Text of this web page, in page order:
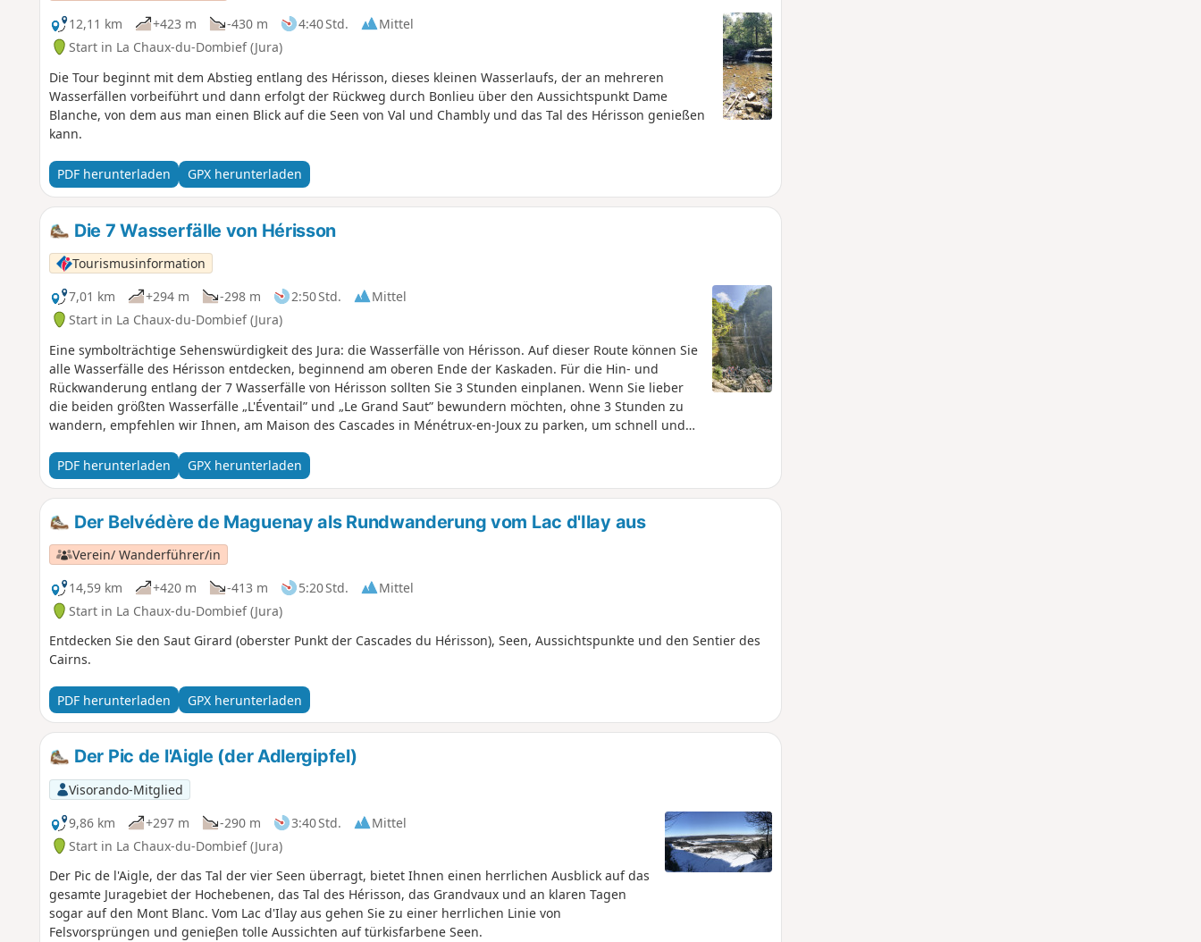
12,11 km
+423 m -430 m 4:40 Std.
Mittel
Start in La Chaux-du-Dombief (Jura)
Die Tour beginnt mit dem Abstieg entlang des Hérisson, dieses kleinen Wasserlaufs, der an mehreren
Wasserfällen vorbeiführt und dann erfolgt der Rückweg durch Bonlieu über den Aussichtspunkt Dame
Blanche, von dem aus man einen Blick auf die Seen von Val und Chambly und das Tal des Hérisson genießen
kann.
PDF herunterladen GPX herunterladen
Die 7 Wasserfälle von Hérisson
Tourismusinformation
7,01 km
+294 m -298 m 2:50 Std.
Mittel
Start in La Chaux-du-Dombief (Jura)
Eine symbolträchtige Sehenswürdigkeit des Jura: die Wasserfälle von Hérisson. Auf dieser Route können Sie
alle Wasserfälle des Hérisson entdecken, beginnend am oberen Ende der Kaskaden. Für die Hin- und
Rückwanderung entlang der 7 Wasserfälle von Hérisson sollten Sie 3 Stunden einplanen. Wenn Sie lieber
die beiden größten Wasserfälle „L'Éventail” und „Le Grand Saut” bewundern möchten, ohne 3 Stunden zu
wandern, empfehlen wir Ihnen, am Maison des Cascades in Ménétrux-en-Joux zu parken, um schnell und
frequentiert sein: Zögern Sie nicht, lieber im Frühling oder Herbst zu kommen.
PDF herunterladen GPX herunterladen
Der Belvédère de Maguenay als Rundwanderung vom Lac d'Ilay aus
Verein/ Wanderführer/in
14,59 km
+420 m -413 m 5:20 Std.
Mittel
Start in La Chaux-du-Dombief (Jura)
Entdecken Sie den Saut Girard (oberster Punkt der Cascades du Hérisson), Seen, Aussichtspunkte und den Sentier des
Cairns.
PDF herunterladen GPX herunterladen
Der Pic de l'Aigle (der Adlergipfel)
Visorando-Mitglied
9,86 km
+297 m -290 m 3:40 Std.
Mittel
Start in La Chaux-du-Dombief (Jura)
Der Pic de l'Aigle, der das Tal der vier Seen überragt, bietet Ihnen einen herrlichen Ausblick auf das
gesamte Juragebiet der Hochebenen, das Tal des Hérisson, das Grandvaux und an klaren Tagen
sogar auf den Mont Blanc. Vom Lac d'Ilay aus gehen Sie zu einer herrlichen Linie von
Felsvorsprüngen und genieβen tolle Aussichten auf türkisfarbene Seen.